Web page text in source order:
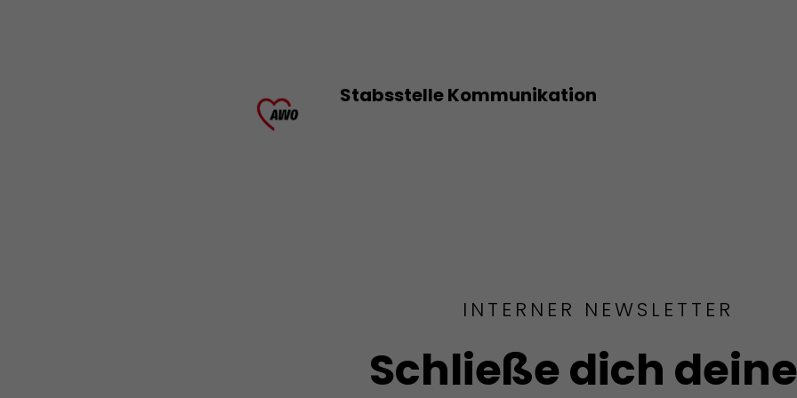
Stabsstelle Kommunikation
INTERNER NEWSLETTER
Schließe dich